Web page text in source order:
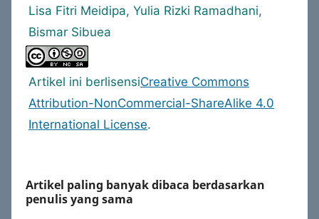
Lisa Fitri Meidipa, Yulia Rizki Ramadhani,
Bismar Sibuea
Artikel ini berlisensiCreative Commons
Attribution-NonCommercial-ShareAlike 4.0
International License.
Artikel paling banyak dibaca berdasarkan
penulis yang sama